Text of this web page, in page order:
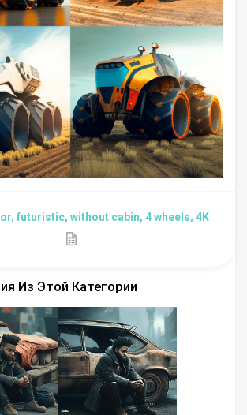
futuristic, without cabin, 4 wheels, 4K
Из Этой Категории